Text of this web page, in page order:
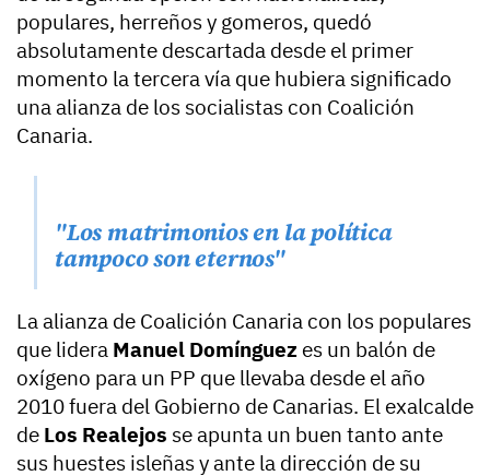
populares, herreños y gomeros, quedó
absolutamente descartada desde el primer
momento la tercera vía que hubiera significado
una alianza de los socialistas con Coalición
Canaria.
"Los matrimonios en la política
tampoco son eternos"
La alianza de Coalición Canaria con los populares
que lidera Manuel Domínguez es un balón de
oxígeno para un PP que llevaba desde el año
2010 fuera del Gobierno de Canarias. El exalcalde
de Los Realejos se apunta un buen tanto ante
sus huestes isleñas y ante la dirección de su